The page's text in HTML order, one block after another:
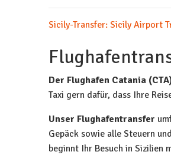
Sicily-Transfer: Sicily Airport
Der Flughafen Catania
Taxi gern dafür, dass Ihre
Unser Flughafentransfer
Gepäck sowie alle Steuern
beginnt Ihr Besuch in Sizilien